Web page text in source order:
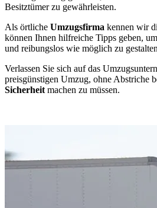
Besitztümer zu gewährleisten.
Als örtliche Umzugsfirma kennen wir
können Ihnen hilfreiche Tipps geben,
und reibungslos wie möglich zu
Verlassen Sie sich auf das
preisgünstigen Umzug, ohne Abstriche
Sicherheit machen zu müssen.